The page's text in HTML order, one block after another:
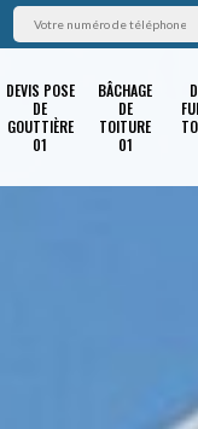
DEVIS POSE
DE
GOUTTIÈRE
01
BÂCHAGE
DE
TOITURE
01